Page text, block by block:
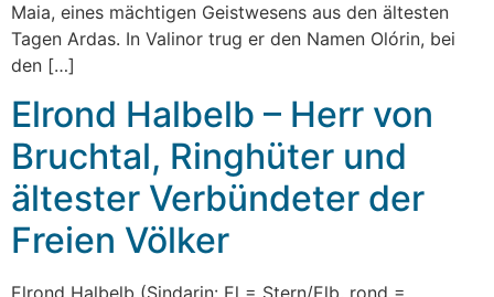
Maia, eines mächtigen Geistwesens aus den ältesten
Tagen Ardas. In Valinor trug er den Namen Olórin, bei
den […]
Elrond Halbelb – Herr von
Bruchtal, Ringhüter und
ältester Verbündeter der
Freien Völker